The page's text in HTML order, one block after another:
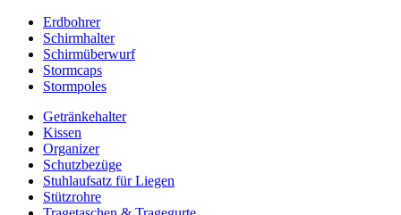
Erdbohrer
Schirmhalter
Schirmüberwurf
Stormcaps
Stormpoles
Getränkehalter
Kissen
Organizer
Schutzbezüge
Stuhlaufsatz für Liegen
Stützrohre